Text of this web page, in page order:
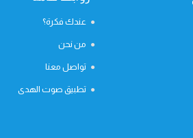
عندك فكرة؟
من نحن
تواصل معنا
تطبيق صوت الهدى